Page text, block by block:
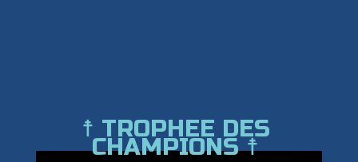
☨ TROPHEE DES
CHAMPIONS ☨